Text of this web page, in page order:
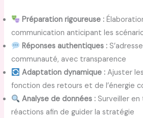
Préparation rigoureuse :
communication anticipant les
Réponses authentiques :
communauté, avec transparence
Adaptation dynamique : Ajuster
fonction des retours et de l’énergie
Analyse de données : Surveiller
réactions afin de guider la stratégie